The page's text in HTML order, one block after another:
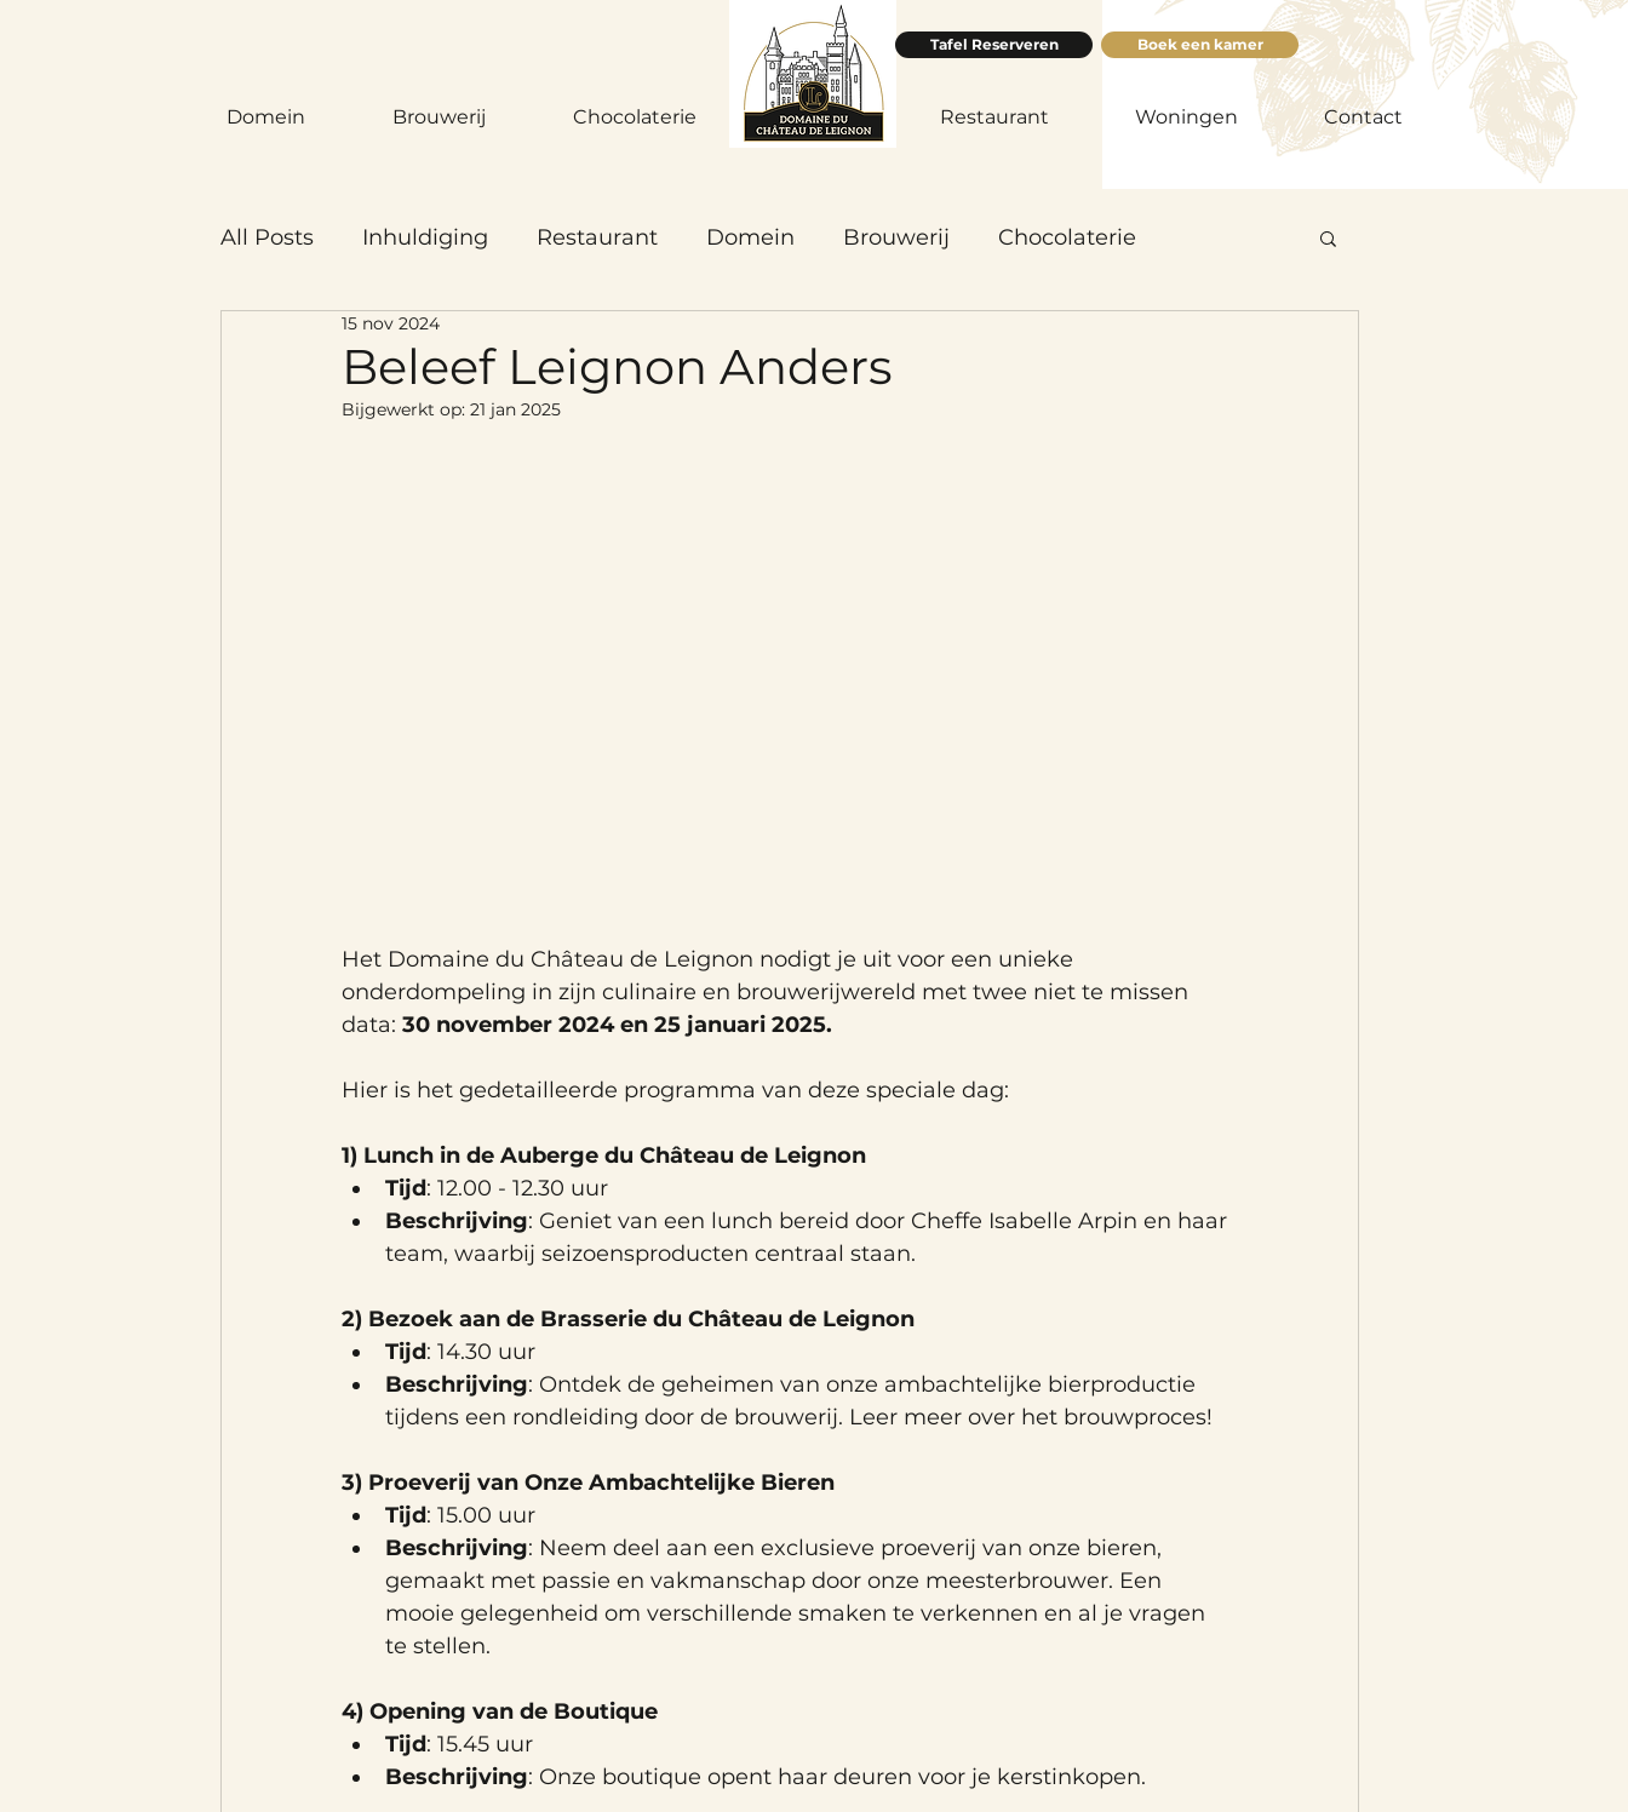
Domein Brouwerij Chocolaterie Accueil Restaurant Woningen Contact
Tafel Reserveren Boek een kamer
All Posts Inhuldiging Restaurant Domein Brouwerij Chocolaterie
Beleef Leignon Anders
15 nov 2024
Bijgewerkt op: 21 jan 2025
Het Domaine du Château de Leignon nodigt je uit voor een unieke
onderdompeling in zijn culinaire en brouwerijwereld met twee niet te missen
data: 30 november 2024 en 25 januari 2025.
Hier is het gedetailleerde programma van deze speciale dag:
1) Lunch in de Auberge du Château de Leignon
Tijd: 12.00 - 12.30 uur
Beschrijving: Geniet van een lunch bereid door Cheffe Isabelle Arpin en haar
team, waarbij seizoensproducten centraal staan.
2) Bezoek aan de Brasserie du Château de Leignon
Tijd: 14.30 uur
Beschrijving: Ontdek de geheimen van onze ambachtelijke bierproductie
tijdens een rondleiding door de brouwerij. Leer meer over het brouwproces!
3) Proeverij van Onze Ambachtelijke Bieren
Tijd: 15.00 uur
Beschrijving: Neem deel aan een exclusieve proeverij van onze bieren,
gemaakt met passie en vakmanschap door onze meesterbrouwer. Een
mooie gelegenheid om verschillende smaken te verkennen en al je vragen
te stellen.
4) Opening van de Boutique
Tijd: 15.45 uur
Beschrijving: Onze boutique opent haar deuren voor je kerstinkopen.